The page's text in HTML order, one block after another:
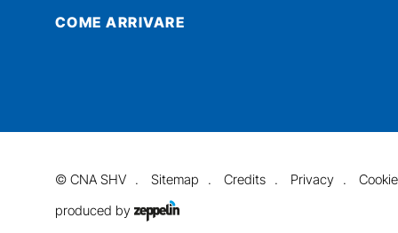
COME ARRIVARE
© CNA SHV Sitemap Credits Privacy
produced by